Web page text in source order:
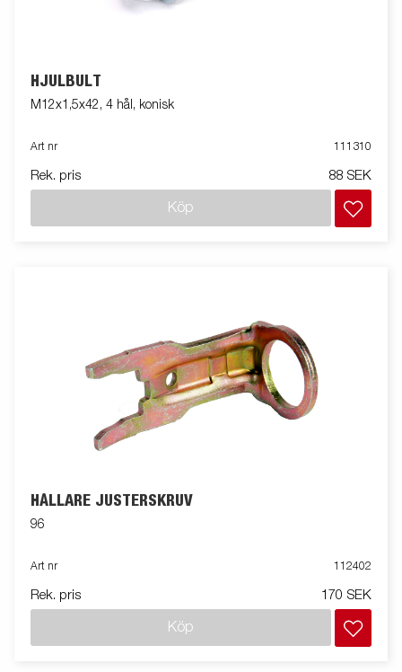
HJULBULT
M12x1,5x42, 4 hål, konisk
Art nr 111310
Rek. pris 88 SEK
Köp
HÅLLARE JUSTERSKRUV
96
Art nr 112402
Rek. pris 170 SEK
Köp